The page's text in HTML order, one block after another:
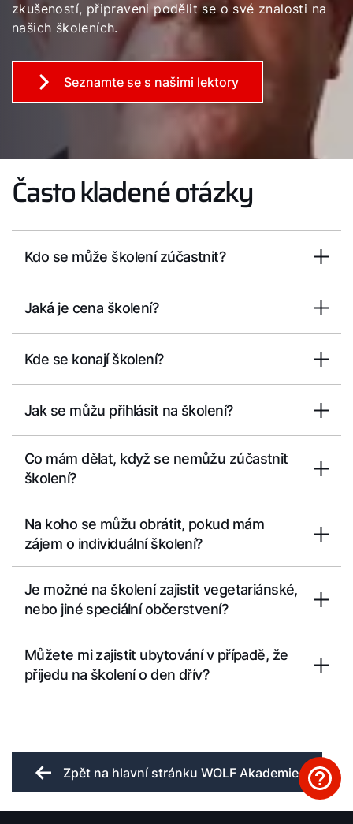
zkušeností, připraveni podělit se o své znalosti na
našich školeních.
Seznamte se s našimi lektory
Často kladené otázky
Kdo se může školení zúčastnit?
Jaká je cena školení?
Kde se konají školení?
Jak se můžu přihlásit na školení?
Co mám dělat, když se nemůžu zúčastnit
školení?
Na koho se můžu obrátit, pokud mám
zájem o individuální školení?
Je možné na školení zajistit vegetariánské,
nebo jiné speciální občerstvení?
Můžete mi zajistit ubytování v případě, že
přijedu na školení o den dřív?
Zpět na hlavní stránku WOLF Akademie